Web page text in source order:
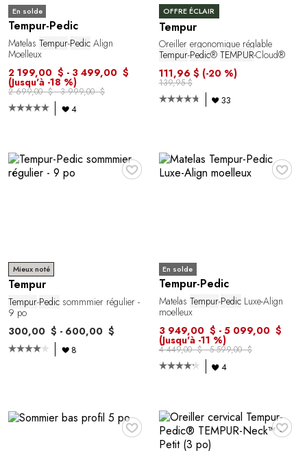
En solde
Tempur-Pedic
Matelas Tempur-Pedic Align
Moelleux
2 199,00 $ - 3 499,00 $
(Jusqu'à -18 %)
2 699,00 $ - 3 999,00 $
4
OFFRE ÉCLAIR
Tempur
Oreiller ergonomique réglable
Tempur-Pedic® TEMPUR-Cloud®
111,96 $ (-20 %)
139,95 $
33
♥
Mieux noté
Tempur
Tempur-Pedic sommmier régulier -
9 po
300,00 $ - 600,00 $
8
♥
En solde
Tempur-Pedic
Matelas Tempur-PedicLuxe-Align
moelleux
3 949,00 $ - 5 099,00 $
(Jusqu'à -11 %)
4 449,00 $ - 5 599,00 $
4
♥ ♥